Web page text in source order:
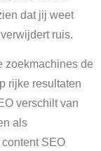
dat jij weet
ruis.
zoekmachines de
rijke resultaten
verschilt van
als
SEO